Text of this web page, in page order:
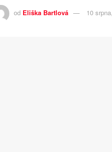
od Eliška Bartlová 10